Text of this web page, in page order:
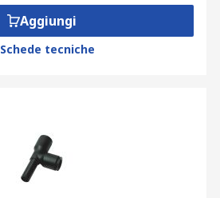
Aggiungi
Schede tecniche